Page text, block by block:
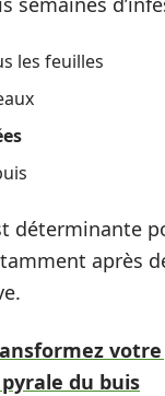
les feuilles
déterminante
après
du buis